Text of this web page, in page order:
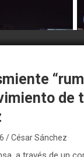
de
/ César Sánchez